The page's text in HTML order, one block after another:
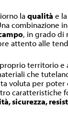
laqualità e
combinazione
, in grado di
attento alle
territorio
che
voluta per poter
caratteristiche
sicurezza,